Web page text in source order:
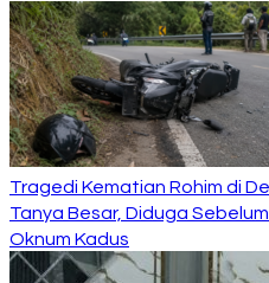
Tragedi Kematian Rohim di
Tanya Besar, Diduga
Oknum Kadus